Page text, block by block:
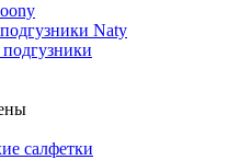
Naty
салфетки